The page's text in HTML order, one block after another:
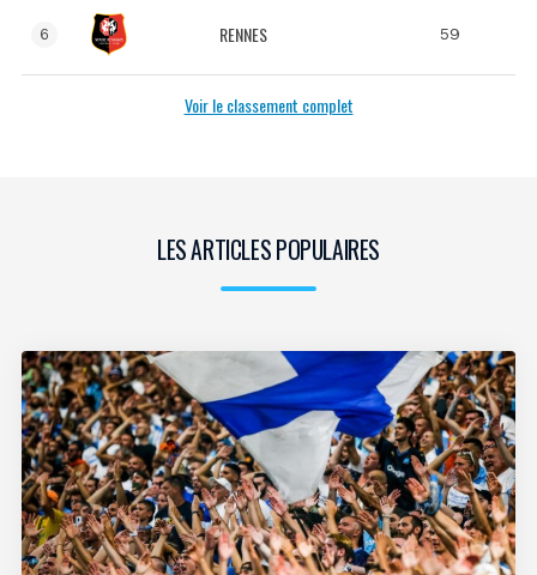
6 RENNES 59
Voir le classement complet
LES ARTICLES POPULAIRES